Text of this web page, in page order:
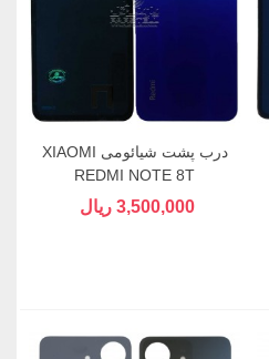
درب پشت شیائومی XIAOMI
REDMI NOTE 8T
3,500,000 ریال